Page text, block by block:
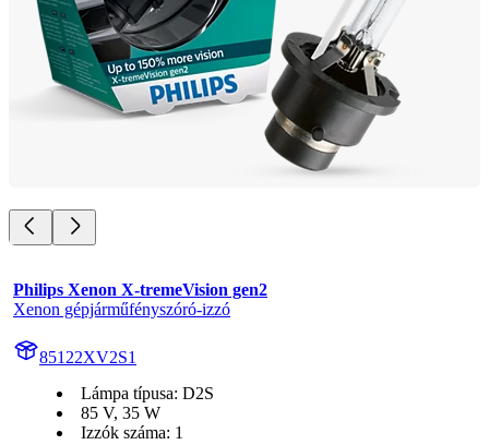
Philips Xenon X-tremeVision gen2
Xenon gépjárműfényszóró-izzó
85122XV2S1
Lámpa típusa: D2S
85 V, 35 W
Izzók száma: 1